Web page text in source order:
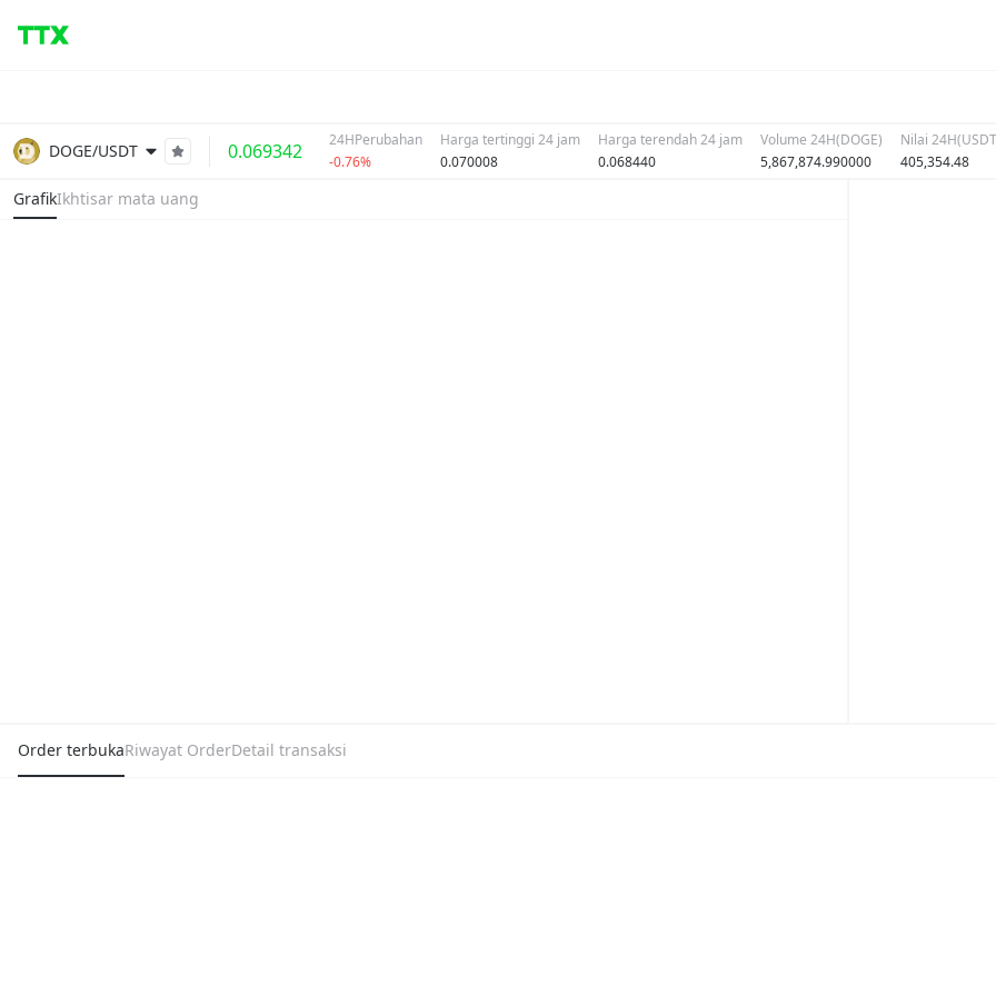
DOGE/USDT 0.069342
24HPerubahan
-0.76%
Harga tertinggi 24 jam
0.070008
Harga terendah 24 jam
0.068440
Volume 24H(DOGE)
5,867,874.990000
Nilai
405,354.48
GrafikIkhtisar mata uang
Order terbukaRiwayat OrderDetail transaksi